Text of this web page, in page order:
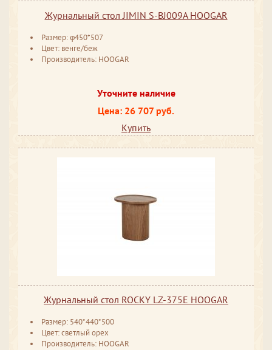
Журнальный стол JIMIN S-BJ009A HOOGAR
Размер: φ450*507
Цвет: венге/беж
Производитель: HOOGAR
Уточните наличие
Цена: 26 707 руб.
Купить
Журнальный стол ROCKY LZ-375E HOOGAR
Размер: 540*440*500
Цвет: светлый орех
Производитель: HOOGAR